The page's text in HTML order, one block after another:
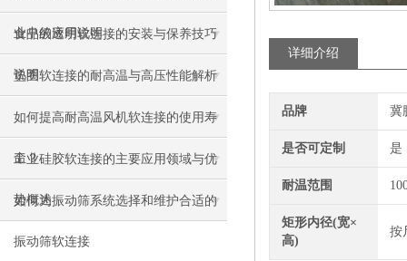
业中的应用说明
食品级透明软连接的安装与保养技巧
说明
垫圈软连接的耐高温与高压性能解析
如何提高耐高温风机软连接的使用寿
命？
工业硅胶软连接的主要应用领域与优
势概述
如何为振动筛系统选择和维护合适的
振动筛软连接
详细介绍
品牌 冀
是否可定制 是
耐温范围
矩形内径(宽×
高)
按